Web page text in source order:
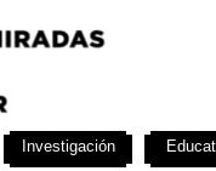
Investigación